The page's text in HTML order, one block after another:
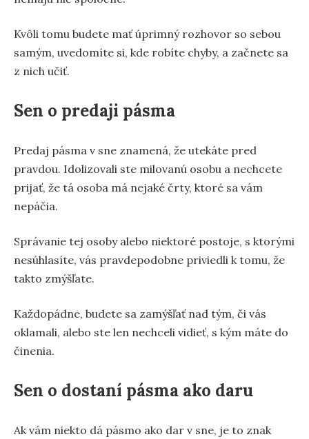
Kvôli tomu budete mať úprimný rozhovor so sebou
samým, uvedomíte si, kde robíte chyby, a začnete sa
z nich učiť.
Sen o predaji pásma
Predaj pásma v sne znamená, že utekáte pred
pravdou. Idolizovali ste milovanú osobu a nechcete
prijať, že tá osoba má nejaké črty, ktoré sa vám
nepáčia.
Správanie tej osoby alebo niektoré postoje, s ktorými
nesúhlasíte, vás pravdepodobne priviedli k tomu, že
takto zmýšľate.
Každopádne, budete sa zamýšľať nad tým, či vás
oklamali, alebo ste len nechceli vidieť, s kým máte do
činenia.
Sen o dostaní pásma ako daru
Ak vám niekto dá pásmo ako dar v sne, je to znak